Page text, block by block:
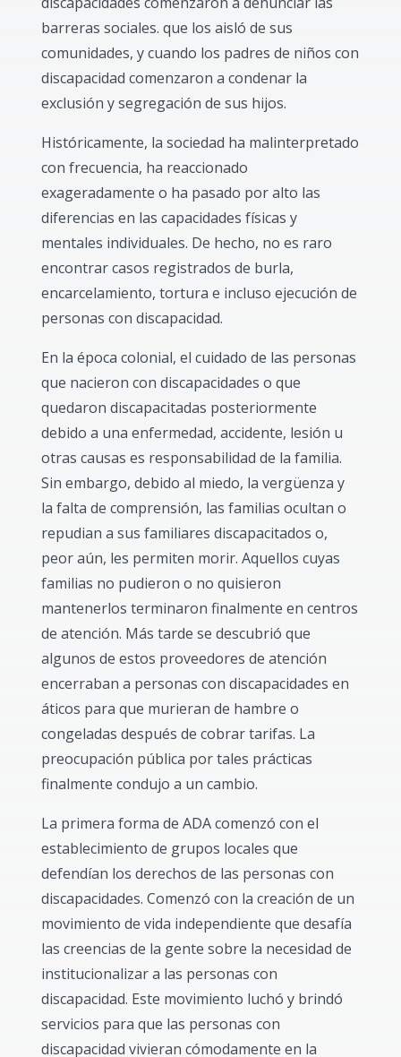
barreras sociales. que los aisló de sus
comunidades, y cuando los padres de niños con
discapacidad comenzaron a condenar la
exclusión y segregación de sus hijos.
Históricamente, la sociedad ha malinterpretado
con frecuencia, ha reaccionado
exageradamente o ha pasado por alto las
diferencias en las capacidades físicas y
mentales individuales. De hecho, no es raro
encontrar casos registrados de burla,
encarcelamiento, tortura e incluso ejecución de
personas con discapacidad.
En la época colonial, el cuidado de las personas
que nacieron con discapacidades o que
quedaron discapacitadas posteriormente
debido a una enfermedad, accidente, lesión u
otras causas es responsabilidad de la familia.
Sin embargo, debido al miedo, la vergüenza y
la falta de comprensión, las familias ocultan o
repudian a sus familiares discapacitados o,
peor aún, les permiten morir. Aquellos cuyas
familias no pudieron o no quisieron
mantenerlos terminaron finalmente en centros
de atención. Más tarde se descubrió que
algunos de estos proveedores de atención
encerraban a personas con discapacidades en
áticos para que murieran de hambre o
congeladas después de cobrar tarifas. La
preocupación pública por tales prácticas
finalmente condujo a un cambio.
La primera forma de ADA comenzó con el
establecimiento de grupos locales que
defendían los derechos de las personas con
discapacidades. Comenzó con la creación de un
movimiento de vida independiente que desafía
las creencias de la gente sobre la necesidad de
institucionalizar a las personas con
discapacidad. Este movimiento luchó y brindó
servicios para que las personas con
discapacidad vivieran cómodamente en la